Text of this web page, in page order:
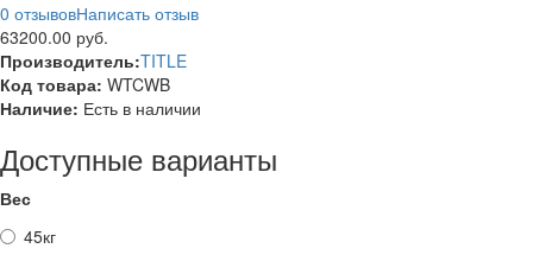
0 отзывовНаписать отзыв
63200.00 руб.
Производитель:TITLE
Код товара: WTCWB
Наличие: Есть в наличии
Доступные варианты
Вес
45кг